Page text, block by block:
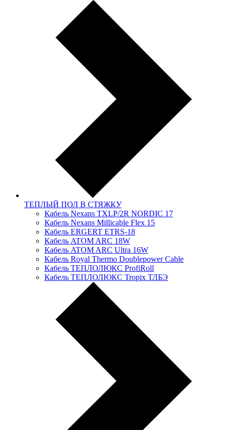
ТЕПЛЫЙ ПОЛ В СТЯЖКУ
Кабель Nexans TXLP/2R NORDIC 17
Кабель Nexans Millicable Flex 15
Кабель ERGERT ETRS-18
Кабель ATOM ARC 18W
Кабель ATOM ARC Ultra 16W
Кабель Royal Thermo Doublepower Cable
Кабель ТЕПЛОЛЮКС ProfiRoll
Кабель ТЕПЛОЛЮКС Tropix ТЛБЭ